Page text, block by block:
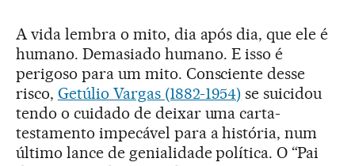
A vida lembra o mito, dia após dia, que ele é
humano. Demasiado humano. E isso é
perigoso para um mito. Consciente desse
risco, Getúlio Vargas (1882-1954) se suicidou
tendo o cuidado de deixar uma carta-
testamento impecável para a história, num
último lance de genialidade política. O “Pai